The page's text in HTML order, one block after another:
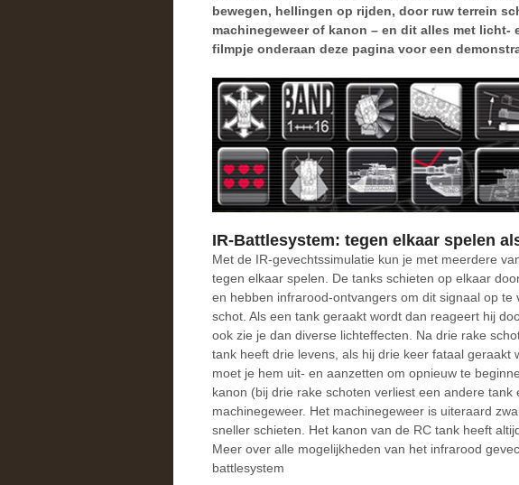
bewegen, hellingen op rijden, door ruw terrein
machinegeweer of kanon – en dit alles met licht-
filmpje onderaan deze pagina voor een
IR-Battlesystem: tegen elkaar spelen
Met de IR-gevechtssimulatie kun je met meerdere
tegen elkaar spelen. De tanks schieten op elkaar
en hebben infrarood-ontvangers om dit signaal op te
schot. Als een tank geraakt wordt dan reageert hij
ook zie je dan diverse lichteffecten. Na drie rake
tank heeft drie levens, als hij drie keer fataal geraakt
moet je hem uit- en aanzetten om opnieuw te
kanon (bij drie rake schoten verliest een andere tank
machinegeweer. Het machinegeweer is uiteraard
sneller schieten. Het kanon van de RC tank heeft
Meer over alle mogelijkheden van het infrarood
battlesystem